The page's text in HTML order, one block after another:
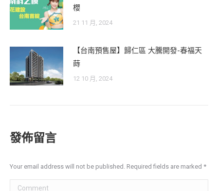
櫻
21 11 月, 2024
【台南預售屋】歸仁區 大騰開發-春福天
蒔
12 10 月, 2024
發佈留言
Your email address will not be published. Required fields are marked *
Comment